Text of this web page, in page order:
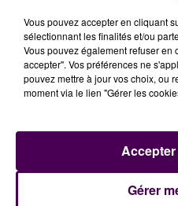
avons donc de quoi
regret c’est que nous
comme de la viande et
soient plus variés"conclut
Vous pouvez accepter en cliquant
sélectionnant les finalités et/ou
Vous pouvez également refuser en
accepter". Vos préférences ne
pouvez mettre à jour vos choix, ou
moment via le lien "Gérer les
Gérer